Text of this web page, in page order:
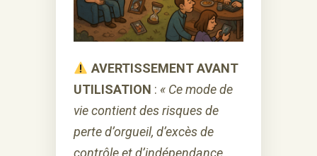
AVERTISSEMENT AVANT
UTILISATION : « Ce mode de
vie contient des risques de
perte d’orgueil, d’excès de
contrôle et d’indépendance